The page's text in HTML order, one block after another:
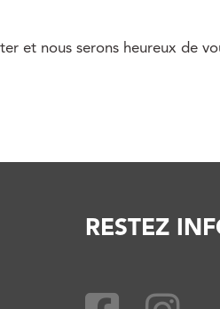
et nous serons heureux de
RESTEZ